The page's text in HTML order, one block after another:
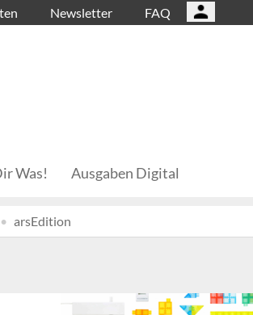
Newsletter FAQ
Was! Ausgaben Digital
arsEdition